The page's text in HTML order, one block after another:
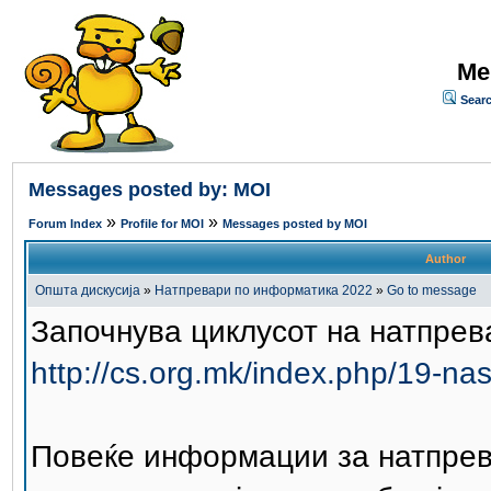
Messages posted by: MOI
Forum Index » Profile for MOI » Messages posted by MOI
Author
Општа дискусија » Натпревари по информатика 2022 » Go to message
Започнува циклусот на
http://cs.org.mk/index.php/19-
Повеќе информации за